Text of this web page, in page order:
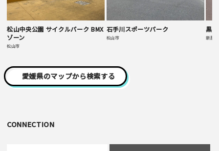
松山中央公園 サイクルパーク BMX
ゾーン
松山市
石手川スポーツパーク
松山市
黒
新居
愛媛県のマップから検索する
CONNECTION